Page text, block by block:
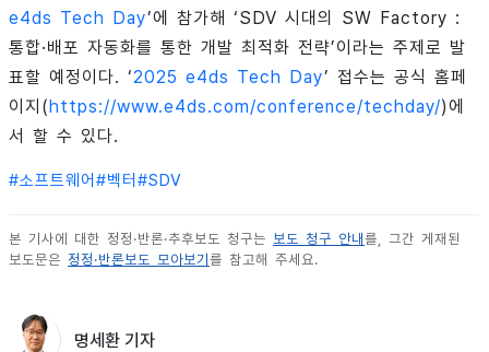
e4ds Tech Day’에 참가해 ‘SDV 시대의 SW Factory :
통합·배포 자동화를 통한 개발 최적화 전략’이라는 주제로 발
표할 예정이다. ‘2025 e4ds Tech Day’ 접수는 공식 홈페
이지(https://www.e4ds.com/conference/techday/)에
서 할 수 있다.
#소프트웨어 #벡터 #SDV
본 기사에 대한 정정·반론·추후보도 청구는 보도 청구 안내 를, 그간 게재된
보도문은 정정·반론보도 모아보기 를 참고해 주세요.
명세환 기자